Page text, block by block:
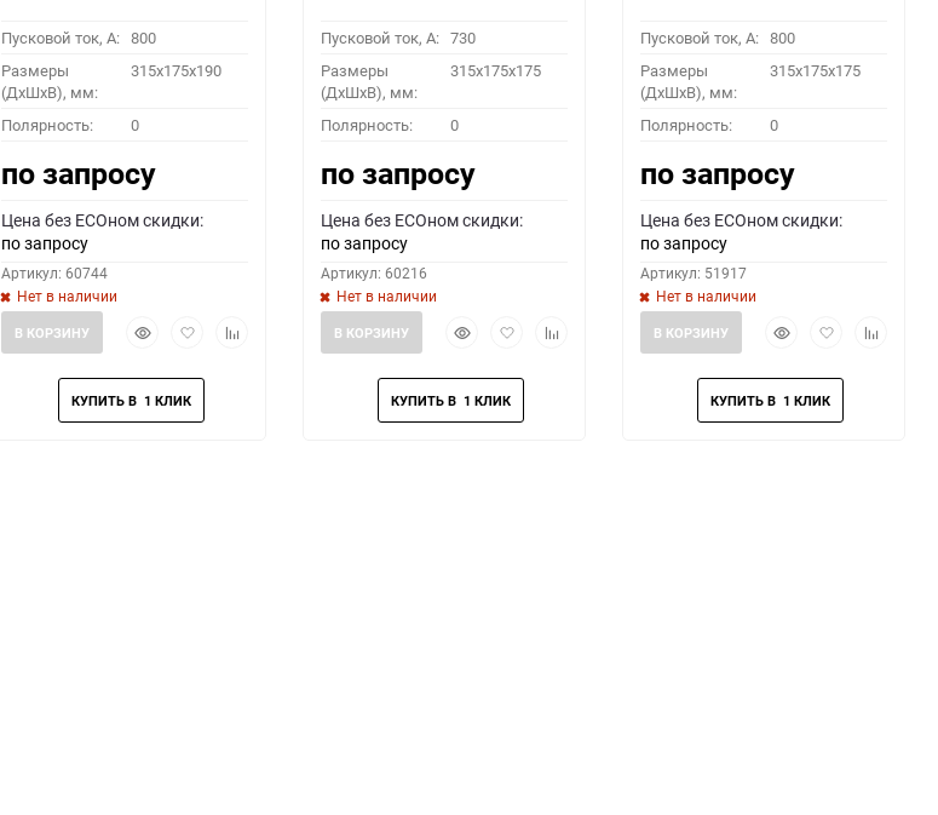
Пусковой ток, A: 800
Размеры
(ДхШхВ), мм:
315x175x190
Полярность: 0
по запросу
Цена без ECOном скидки:
по запросу
Артикул: 60744
Нет в наличии
БыстрыйДобавить
избранное
Добавить
В КОРЗИНУ
Пусковой ток, A: 730
Размеры
(ДхШхВ), мм:
315x175x175
Полярность: 0
по запросу
Цена без ECOном скидки:
по запросу
Артикул: 60216
Нет в наличии
БыстрыйДобавить
избранное
Добавить
В КОРЗИНУ
Пусковой ток, A: 800
Размеры
(ДхШхВ), мм:
315x175x175
Полярность: 0
по запросу
Цена без ECOном скидки:
по запросу
Артикул: 51917
Нет в наличии
БыстрыйДобавить
избранное
Добавить
В КОРЗИНУ